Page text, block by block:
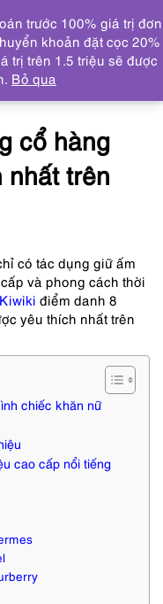
DANH MỤC
choàng cổ hàng hiệu
cổ hàng
nhất trên
có tác dụng giữ ấm
và phong cách thời
Kiwiki điểm danh 8
yêu thích nhất trên
chiếc khăn nữ
cao cấp nổi tiếng
trước 100% giá trị đơn
khoản đặt cọc 20%
trị trên 1.5 triệu sẽ được
Bỏ qua